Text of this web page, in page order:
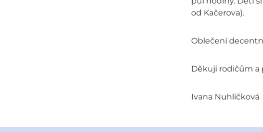
od Kačerova).
Oblečení
Děkuji rodičům a
Ivana Nuhlíčková